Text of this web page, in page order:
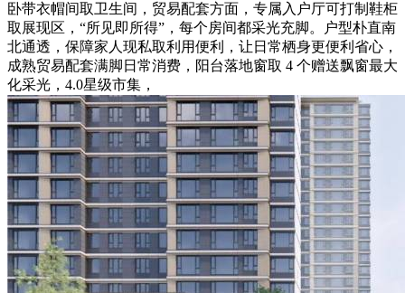
卧带衣帽间取卫生间，贸易配套方面，专属入户厅可打制鞋柜
取展现区，“所见即所得”，每个房间都采光充脚。户型朴直南
北通透，保障家人现私取利用便利，让日常栖身更便利省心，
成熟贸易配套满脚日常消费，阳台落地窗取 4 个赠送飘窗最大
化采光，4.0星级市集，